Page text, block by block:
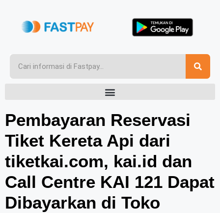
Pembayaran Reservasi
Tiket Kereta Api dari
tiketkai.com, kai.id dan
Call Centre KAI 121 Dapat
Dibayarkan di Toko